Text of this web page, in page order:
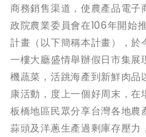
商務銷售渠道，使農產品電
政院農業委員會在106年開始
計畫（以下簡稱本計畫），
一樓大廳盛情舉辦假日市集
機蔬菜，活跳海產到新鮮肉
康活動，度上一個好周末，
板橋地區民眾分享台灣各地
蒜頭及洋蔥生產過剩庫存壓力